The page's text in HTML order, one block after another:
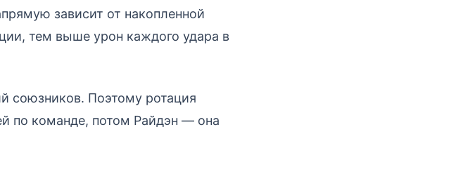
зависит от накопленной
тем выше урон каждого удара в
союзников. Поэтому ротация
по команде, потом Райдэн — она